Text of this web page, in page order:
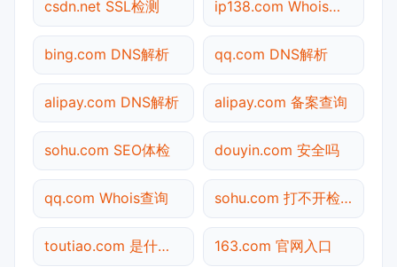
csdn.net SSL检测 ip138.com Whois查询
bing.com DNS解析 qq.com DNS解析
alipay.com DNS解析 alipay.com 备案查询
sohu.com SEO体检 douyin.com 安全吗
qq.com Whois查询 sohu.com 打不开检测
toutiao.com 是什么网站 163.com 官网入口